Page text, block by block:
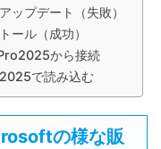
プデート（失敗）
ル（成功）
から接続
で読み込む
の様な販